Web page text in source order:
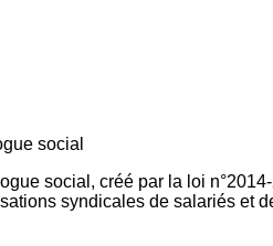
social, créé par la loi
syndicales de salariés et